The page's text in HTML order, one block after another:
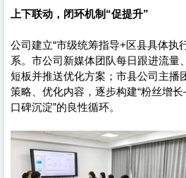
上下联动，闭环机制“促提升”
公司建立“市级统筹指导+区县具体执
系。市公司新媒体团队每日跟进流量
短板并推送优化方案；市县公司主播
策略、优化内容，逐步构建“粉丝
口碑沉淀”的良性循环。